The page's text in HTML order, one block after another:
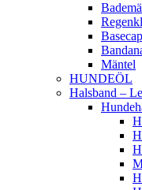
Mäntel
HUNDEÖL
Halsband –